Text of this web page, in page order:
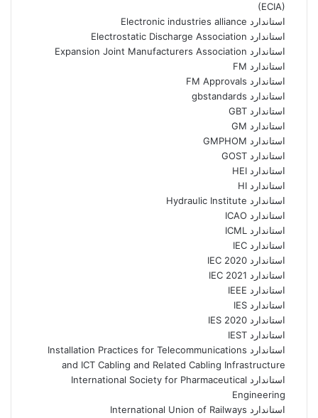
(ECIA)
استاندارد Electronic industries alliance
استاندارد Electrostatic Discharge Association
استاندارد Expansion Joint Manufacturers Association
استاندارد FM
استاندارد FM Approvals
استاندارد gbstandards
استاندارد GBT
استاندارد GM
استاندارد GMPHOM
استاندارد GOST
استاندارد HEI
استاندارد HI
استاندارد Hydraulic Institute
استاندارد ICAO
استاندارد ICML
استاندارد IEC
استاندارد IEC 2020
استاندارد IEC 2021
استاندارد IEEE
استاندارد IES
استاندارد IES 2020
استاندارد IEST
استاندارد Installation Practices for Telecommunications
and ICT Cabling and Related Cabling Infrastructure
استاندارد International Society for Pharmaceutical
Engineering
استاندارد International Union of Railways